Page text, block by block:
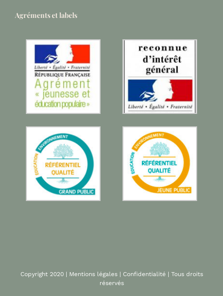
Agréments et labels
Copyright 2020 | Mentions légales| Confidentialité| Tous droits
réservés